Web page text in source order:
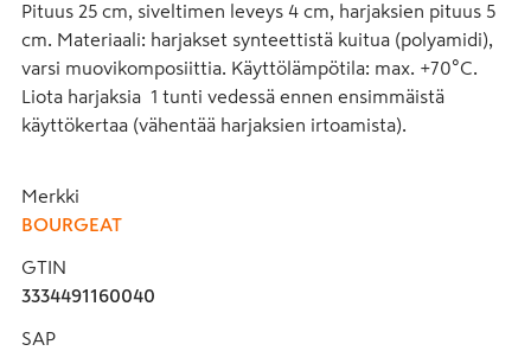
Pituus 25 cm, siveltimen leveys 4 cm, harjaksien pituus 5
cm. Materiaali: harjakset synteettistä kuitua (polyamidi),
varsi muovikomposiittia. Käyttölämpötila: max. +70°C.
Liota harjaksia  1 tunti vedessä ennen ensimmäistä
käyttökertaa (vähentää harjaksien irtoamista).
Merkki
BOURGEAT
GTIN
3334491160040
SAP